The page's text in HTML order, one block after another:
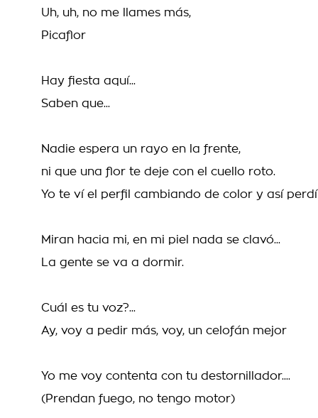
Uh, uh, no me llames más,
Picaflor
Hay fiesta aquí...
Saben que...
Nadie espera un rayo en la frente,
ni que una flor te deje con el cuello roto.
Yo te ví el perfil cambiando de color y así perdí
Miran hacia mi, en mi piel nada se clavó...
La gente se va a dormir.
Cuál es tu voz?...
Ay, voy a pedir más, voy, un celofán mejor
Yo me voy contenta con tu destornillador....
(Prendan fuego, no tengo motor)